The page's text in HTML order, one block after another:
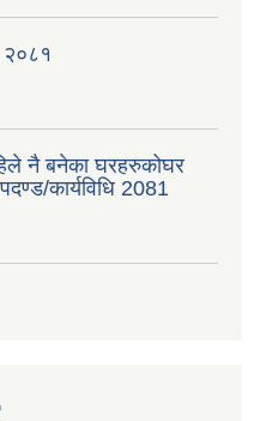
२०८१
नै बनेका घरहरुकोघर
कार्यविधि 2081